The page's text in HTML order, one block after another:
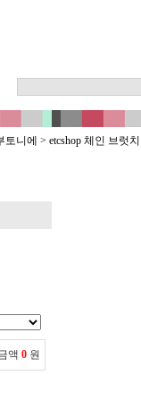
토니에 > etcshop 체인 브럿치
액 0 원